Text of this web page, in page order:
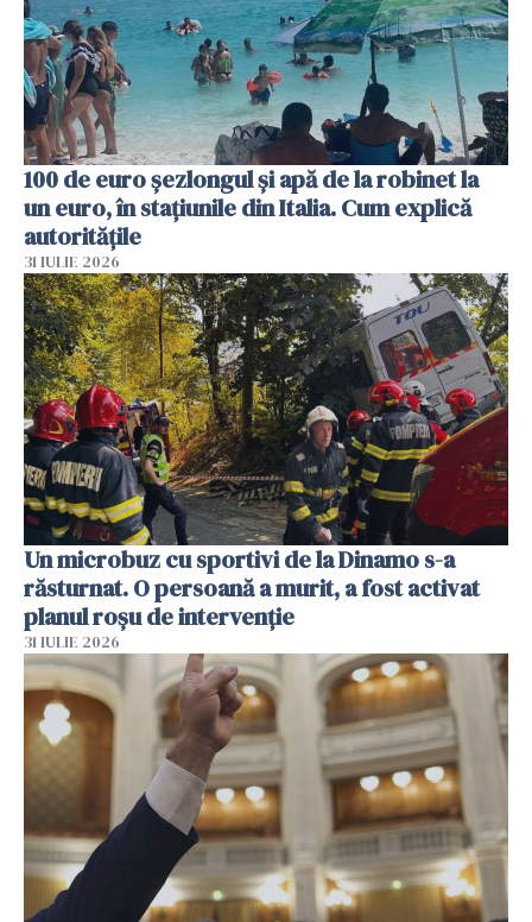
100 de euro șezlongul și apă de la robinet la
un euro, în stațiunile din Italia. Cum explică
autoritățile
31 IULIE 2026
Un microbuz cu sportivi de la Dinamo s-a
răsturnat. O persoană a murit, a fost activat
planul roșu de intervenție
31 IULIE 2026